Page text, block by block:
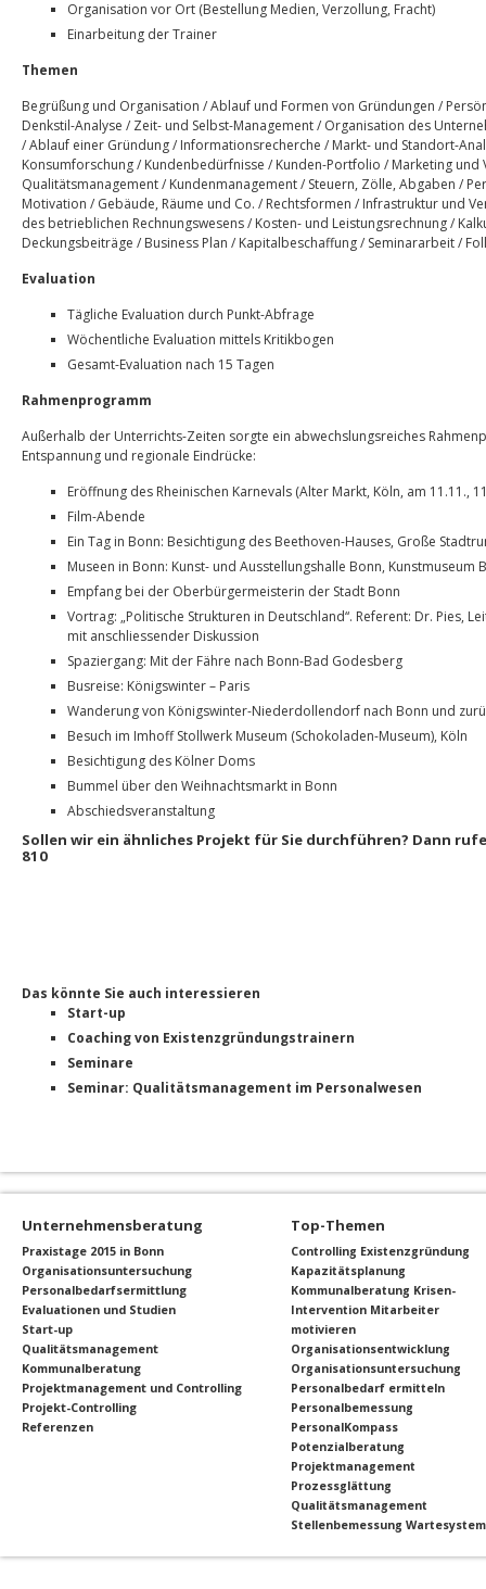
Organisation vor Ort (Bestellung Medien, Verzollung, Fracht)
Einarbeitung der Trainer
Themen
Begrüßung und Organisation / Ablauf und Formen von Gründungen /
Denkstil-Analyse / Zeit- und Selbst-Management / Organisation des
/ Ablauf einer Gründung / Informationsrecherche / Markt- und Standort-
Konsumforschung / Kundenbedürfnisse / Kunden-Portfolio / Marketing und
Qualitätsmanagement / Kundenmanagement / Steuern, Zölle, Abgaben /
Motivation / Gebäude, Räume und Co. / Rechtsformen / Infrastruktur und
des betrieblichen Rechnungswesens / Kosten- und Leistungsrechnung /
Deckungsbeiträge / Business Plan / Kapitalbeschaffung / Seminararbeit /
Evaluation
Tägliche Evaluation durch Punkt-Abfrage
Wöchentliche Evaluation mittels Kritikbogen
Gesamt-Evaluation nach 15 Tagen
Rahmenprogramm
Außerhalb der Unterrichts-Zeiten sorgte ein abwechslungsreiches
Entspannung und regionale Eindrücke:
Eröffnung des Rheinischen Karnevals (Alter Markt, Köln, am 11.11.,
Film-Abende
Ein Tag in Bonn: Besichtigung des Beethoven-Hauses, Große
Museen in Bonn: Kunst- und Ausstellungshalle Bonn, Kunstmuseum
Empfang bei der Oberbürgermeisterin der Stadt Bonn
Vortrag: „Politische Strukturen in Deutschland“. Referent: Dr. Pies,
mit anschliessender Diskussion
Spaziergang: Mit der Fähre nach Bonn-Bad Godesberg
Busreise: Königswinter – Paris
Wanderung von Königswinter-Niederdollendorf nach Bonn und
Besuch im Imhoff Stollwerk Museum (Schokoladen-Museum), Köln
Besichtigung des Kölner Doms
Bummel über den Weihnachtsmarkt in Bonn
Abschiedsveranstaltung
Sollen wir ein ähnliches Projekt für Sie durchführen? Dann
810
Das könnte Sie auch interessieren
Start-up
Coaching von Existenzgründungstrainern
Seminare
Seminar: Qualitätsmanagement im Personalwesen
Unternehmensberatung
Praxistage 2015 in Bonn
Organisationsuntersuchung
Personalbedarfsermittlung
Evaluationen und Studien
Start-up
Qualitätsmanagement
Kommunalberatung
Projektmanagement und Controlling
Projekt-Controlling
Referenzen
Top-Themen
Controlling Existenzgründung
Kapazitätsplanung
Kommunalberatung Krisen-
Intervention Mitarbeiter
motivieren
Organisationsentwicklung
Organisationsuntersuchung
Personalbedarf ermitteln
Personalbemessung
PersonalKompass
Potenzialberatung
Projektmanagement
Prozessglättung
Qualitätsmanagement
Stellenbemessung Wartesystem